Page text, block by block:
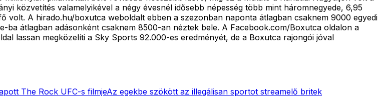
közvetítés valamelyikével a négy évesnél idősebb népesség több mint háromnegyede, 6,95
volt. A hirado.hu/boxutca weboldalt ebben a szezonban naponta átlagban csaknem 9000 egyedi
átlagban adásonként csaknem 8500-an néztek bele. A Facebook.com/Boxutca oldalon a
lassan megközelíti a Sky Sports 92.000-es eredményét, de a Boxutca rajongói jóval
The Rock UFC-s filmjeAz egekbe szökött az illegálisan sportot streamelő britek